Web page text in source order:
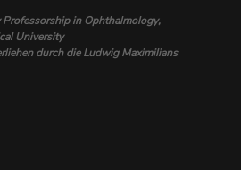
Professorship in Ophthalmology,
University
durch die Ludwig Maximilians